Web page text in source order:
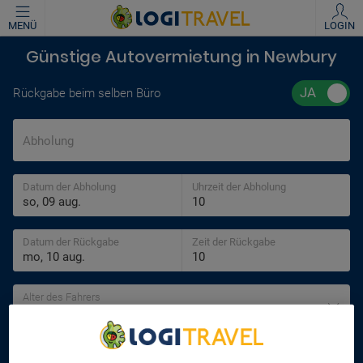
MENÜ LOGIN
Günstige Autovermietung in Newbury
Rückgabe beim selben Büro
Abholung
Datum der Abholung Uhrzeit der Abholung
Datum der Rückgabe Zeit der Rückgabe
Alter des Fahrers